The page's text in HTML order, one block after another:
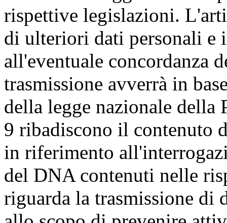
rispettive legislazioni.
di ulteriori dati personali e
all'eventuale concordanza
trasmissione avverrà in
della legge nazionale della
9 ribadiscono il contenuto
in riferimento
del DNA contenuti nelle
riguarda la trasmissione di